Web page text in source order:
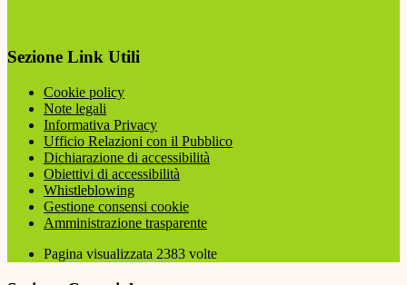
Sezione Link Utili
Cookie policy
Note legali
Informativa Privacy
Ufficio Relazioni con il Pubblico
Dichiarazione di accessibilità
Obiettivi di accessibilità
Whistleblowing
Gestione consensi cookie
Amministrazione trasparente
Pagina visualizzata 2383 volte